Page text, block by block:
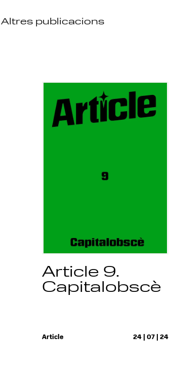
Altres publicacions
Article 9.
Capitalobscè
Article 24 | 07 | 24